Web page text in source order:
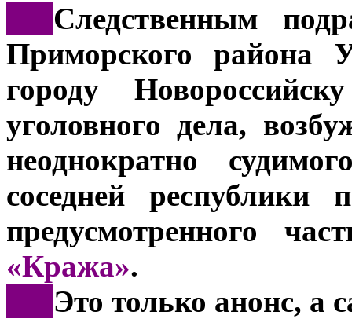
Следственным
Приморского района
городу
уголовного дела,
неоднократно
соседней республики
предусмотренного
«Кража».
Это только анонс, а